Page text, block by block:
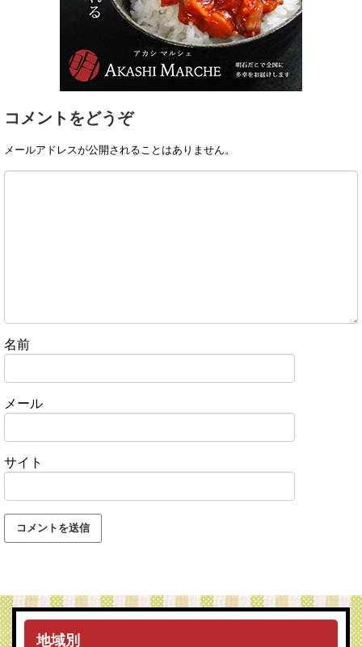
コメントをどうぞ
メールアドレスが公開されることはありません。
名前
メール
サイト
地域別